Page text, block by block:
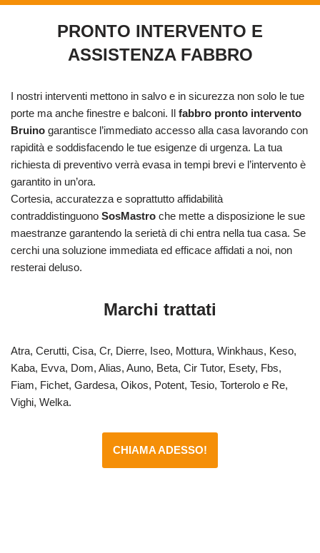
PRONTO INTERVENTO E
ASSISTENZA FABBRO
I nostri interventi mettono in salvo e in sicurezza non solo le tue
porte ma anche finestre e balconi. Il fabbro pronto intervento
Bruino garantisce l’immediato accesso alla casa lavorando con
rapidità e soddisfacendo le tue esigenze di urgenza. La tua
richiesta di preventivo verrà evasa in tempi brevi e l’intervento è
garantito in un’ora.
Cortesia, accuratezza e soprattutto affidabilità
contraddistinguono SosMastro che mette a disposizione le sue
maestranze garantendo la serietà di chi entra nella tua casa. Se
cerchi una soluzione immediata ed efficace affidati a noi, non
resterai deluso.
Marchi trattati
Atra, Cerutti, Cisa, Cr, Dierre, Iseo, Mottura, Winkhaus, Keso,
Kaba, Evva, Dom, Alias, Auno, Beta, Cir Tutor, Esety, Fbs,
Fiam, Fichet, Gardesa, Oikos, Potent, Tesio, Torterolo e Re,
Vighi, Welka.
CHIAMA ADESSO!